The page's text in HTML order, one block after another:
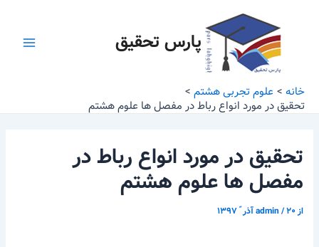
پارس تحقیق
خانه
علوم تجربی هشتم
تحقیق در مورد انواع رباط در مفصل ها علوم هشتم
تحقیق در مورد انواع رباط در
مفصل ها علوم هشتم
از admin/۲۰ آذر ّ ۱۳۹۷